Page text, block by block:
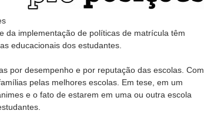
da implementação de políticas de matrícula têm
educacionais dos estudantes.
por desempenho e por reputação das escolas. Com
pelas melhores escolas. Em tese, em um
e o fato de estarem em uma ou outra escola